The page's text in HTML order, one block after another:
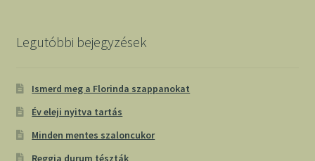
Legutóbbi bejegyzések
Ismerd meg a Florinda szappanokat
Év eleji nyitva tartás
Minden mentes szaloncukor
Reggia durum tészták